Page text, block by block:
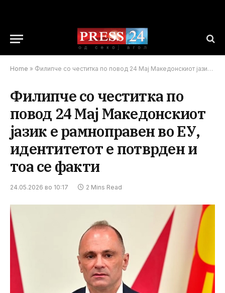
Home » Филипче со честитка по повод 24 Мај Македонскиот јазик е рамноправен во ЕУ, идентитетот е потврден и тоа се факти
Филипче со честитка по
повод 24 Мај Македонскиот
јазик е рамноправен во ЕУ,
идентитетот е потврден и
тоа се факти
24.05.2026 во 10:17 2 Mins Read